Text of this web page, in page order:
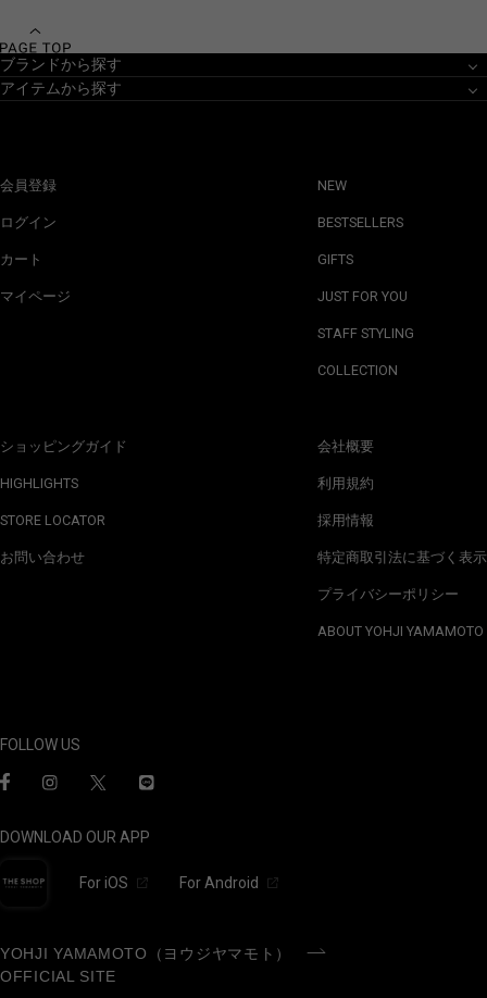
ブランドから探す
アイテムから探す
会員登録
ログイン
カート
マイページ
ショッピングガイド
HIGHLIGHTS
STORE LOCATOR
お問い合わせ
NEW
BESTSELLERS
GIFTS
JUST FOR YOU
STAFF STYLING
COLLECTION
会社概要
利用規約
採用情報
特定商取引法に基づく表示
プライバシーポリシー
ABOUT YOHJI YAMAMOTO
FOLLOW US
DOWNLOAD OUR APP
For iOS For Android
YOHJI YAMAMOTO（ヨウジヤマモト）
OFFICIAL SITE